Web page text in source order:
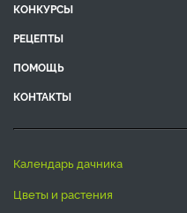
КОНКУРСЫ
РЕЦЕПТЫ
ПОМОЩЬ
КОНТАКТЫ
календарь дачника
цветы и растения